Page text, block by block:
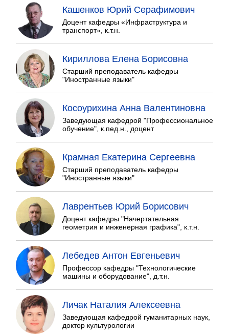
Кашенков Юрий Серафимович
Доцент кафедры «Инфраструктура и
транспорт», к.т.н.
Кириллова Елена Борисовна
Старший преподаватель кафедры
"Иностранные языки"
Косоурихина Анна Валентиновна
Заведующая кафедрой "Профессиональное
обучение", к.пед.н., доцент
Крамная Екатерина Сергеевна
Старший преподаватель кафедры
"Иностранные языки"
Лаврентьев Юрий Борисович
Доцент кафедры "Начертательная
геометрия и инженерная графика", к.т.н.
Лебедев Антон Евгеньевич
Профессор кафедры "Технологические
машины и оборудование", д.т.н.
Личак Наталия Алексеевна
Заведующая кафедрой гуманитарных наук,
доктор культурологии